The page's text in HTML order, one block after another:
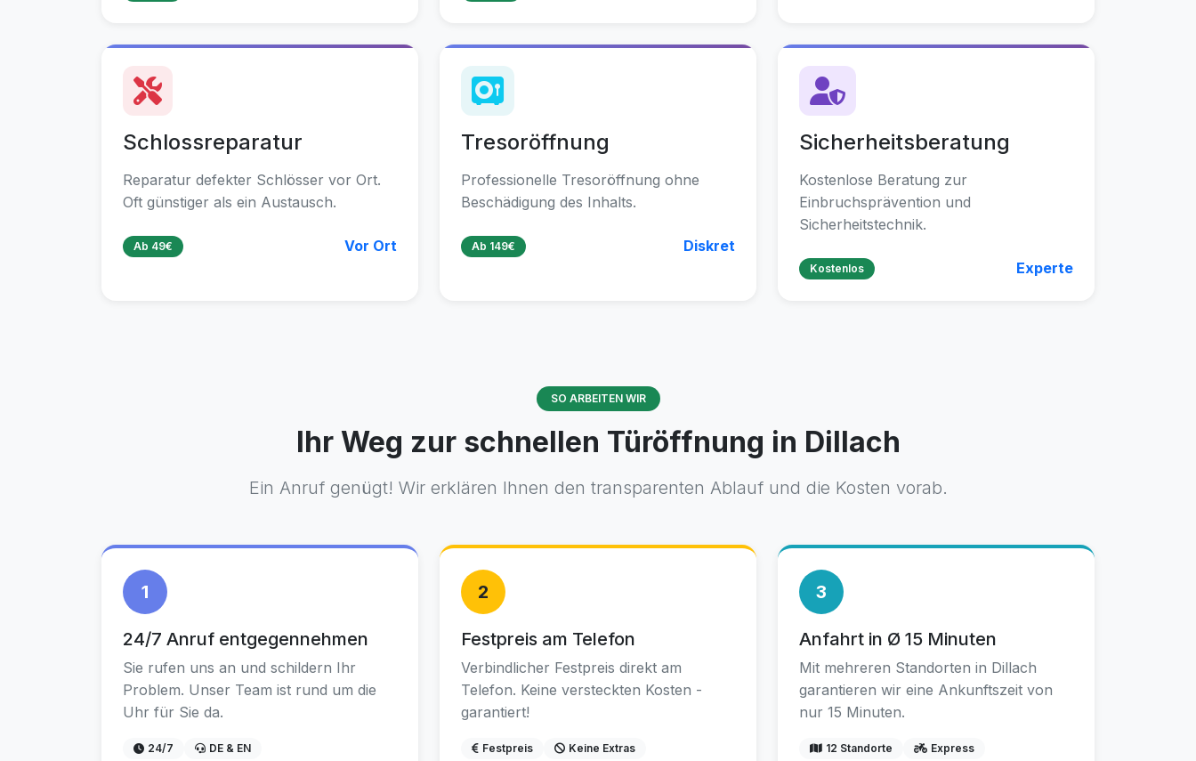
Schlossreparatur
Reparatur defekter Schlösser vor Ort.
Oft günstiger als ein Austausch.
Ab 49€ Vor Ort
Tresoröffnung
Professionelle Tresoröffnung ohne
Beschädigung des Inhalts.
Ab 149€ Diskret
Sicherheitsberatung
Kostenlose Beratung zur
Einbruchsprävention und
Sicherheitstechnik.
Kostenlos Experte
SO ARBEITEN WIR
Ihr Weg zur schnellen Türöffnung in Dillach
Ein Anruf genügt! Wir erklären Ihnen den transparenten Ablauf und die Kosten vorab.
1
24/7 Anruf entgegennehmen
Sie rufen uns an und schildern Ihr
Problem. Unser Team ist rund um die
Uhr für Sie da.
24/7 DE & EN
2
Festpreis am Telefon
Verbindlicher Festpreis direkt am
Telefon. Keine versteckten Kosten -
garantiert!
Festpreis Keine Extras
3
Anfahrt in Ø 15 Minuten
Mit mehreren Standorten in Dillach
garantieren wir eine Ankunftszeit von
nur 15 Minuten.
12 Standorte Express